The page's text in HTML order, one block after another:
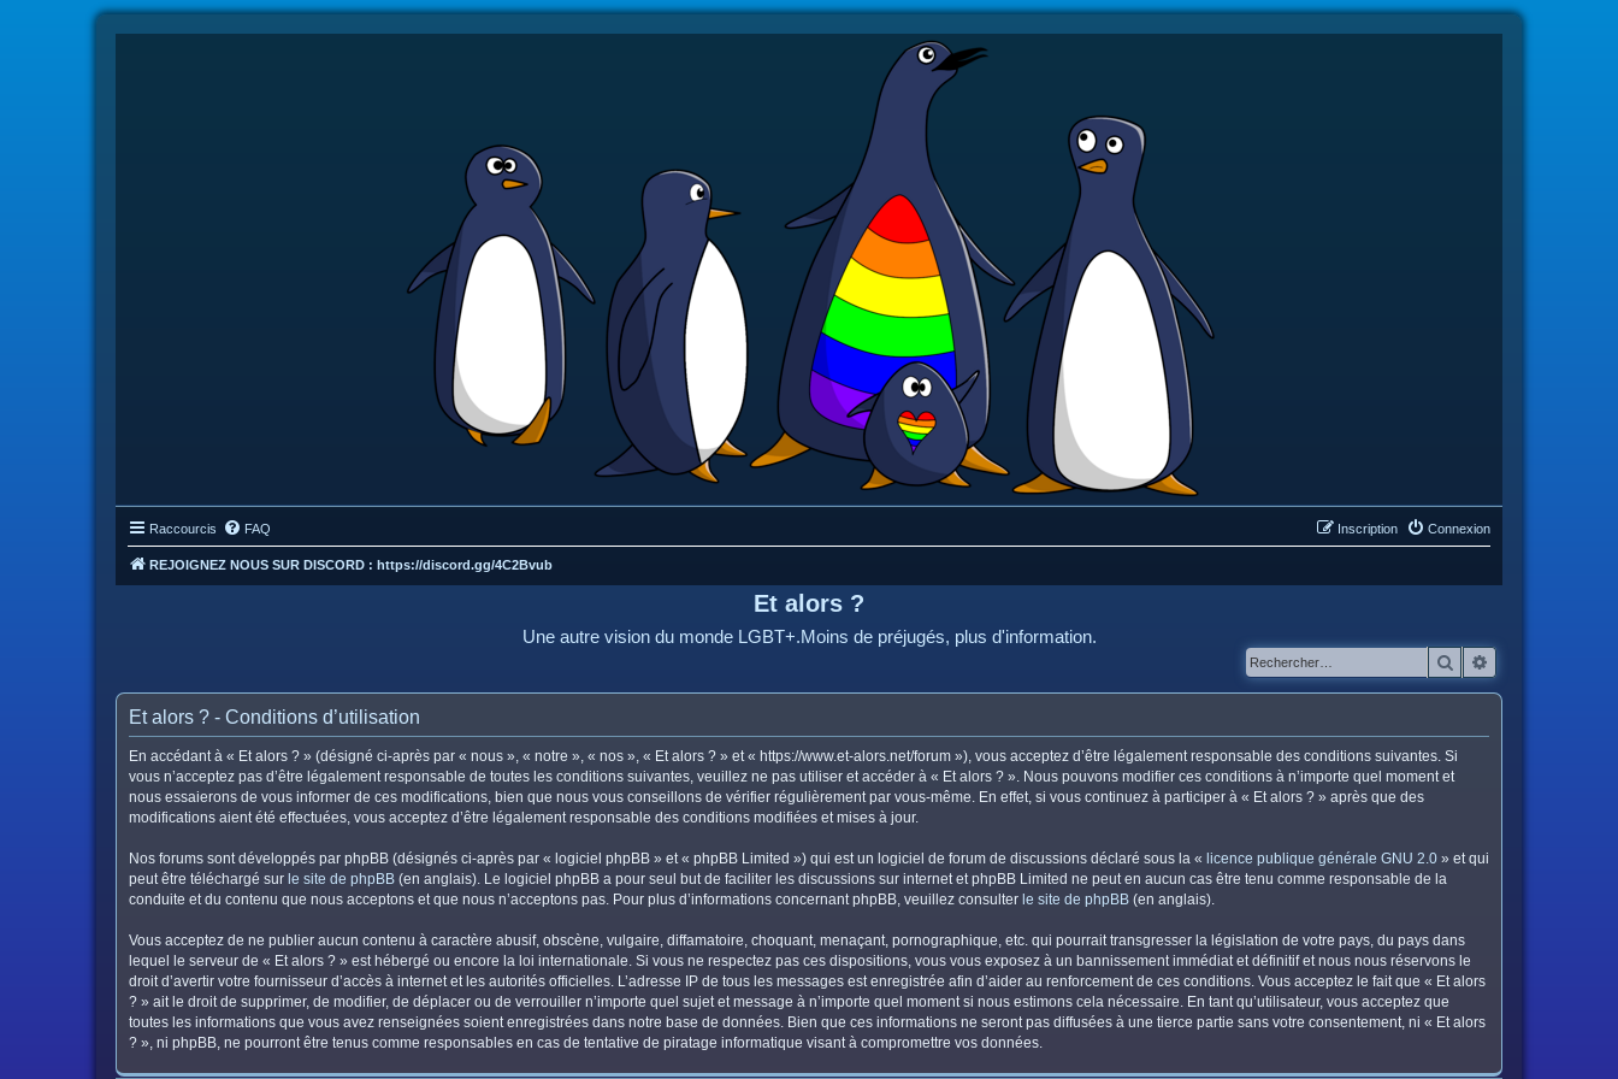
Raccourcis FAQ Connexion
Inscription
REJOIGNEZ NOUS SUR DISCORD : https://discord.gg/4C2Bvub
Et alors ?
Une autre vision du monde LGBT+.Moins de préjugés, plus d'information.
Rechercher
Et alors ? - Conditions d’utilisation
En accédant à « Et alors ? » (désigné ci-après par « nous », « notre », « nos », « Et alors ? » et « https://www.et-alors.net/forum »), vous acceptez d’être légalement responsable des conditions suivantes. Si
vous n’acceptez pas d’être légalement responsable de toutes les conditions suivantes, veuillez ne pas utiliser et accéder à « Et alors ? ». Nous pouvons modifier ces conditions à n’importe quel moment et
nous essaierons de vous informer de ces modifications, bien que nous vous conseillons de vérifier régulièrement par vous-même. En effet, si vous continuez à participer à « Et alors ? » après que des
modifications aient été effectuées, vous acceptez d’être légalement responsable des conditions modifiées et mises à jour.
Nos forums sont développés par phpBB (désignés ci-après par « logiciel phpBB » et « phpBB Limited ») qui est un logiciel de forum de discussions déclaré sous la « licence publique générale GNU 2.0 » et qui
peut être téléchargé sur le site de phpBB (en anglais). Le logiciel phpBB a pour seul but de faciliter les discussions sur internet et phpBB Limited ne peut en aucun cas être tenu comme responsable de la
conduite et du contenu que nous acceptons et que nous n’acceptons pas. Pour plus d’informations concernant phpBB, veuillez consulter le site de phpBB (en anglais).
Vous acceptez de ne publier aucun contenu à caractère abusif, obscène, vulgaire, diffamatoire, choquant, menaçant, pornographique, etc. qui pourrait transgresser la législation de votre pays, du pays dans
lequel le serveur de « Et alors ? » est hébergé ou encore la loi internationale. Si vous ne respectez pas ces dispositions, vous vous exposez à un bannissement immédiat et définitif et nous nous réservons le
droit d’avertir votre fournisseur d’accès à internet et les autorités officielles. L’adresse IP de tous les messages est enregistrée afin d’aider au renforcement de ces conditions. Vous acceptez le fait que « Et alors
? » ait le droit de supprimer, de modifier, de déplacer ou de verrouiller n’importe quel sujet et message à n’importe quel moment si nous estimons cela nécessaire. En tant qu’utilisateur, vous acceptez que
toutes les informations que vous avez renseignées soient enregistrées dans notre base de données. Bien que ces informations ne seront pas diffusées à une tierce partie sans votre consentement, ni « Et alors
? », ni phpBB, ne pourront être tenus comme responsables en cas de tentative de piratage informatique visant à compromettre vos données.